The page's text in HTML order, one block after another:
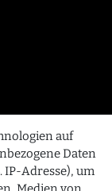
auf
Daten
IP-Adresse), um